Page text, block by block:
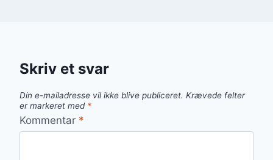
Skriv et svar
Din e-mailadresse vil ikke blive publiceret. Krævede felter
er markeret med *
Kommentar *